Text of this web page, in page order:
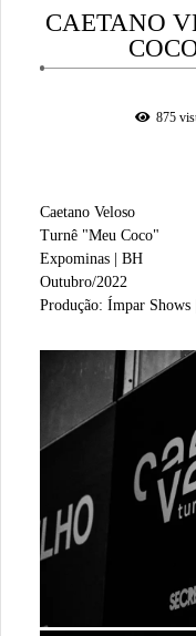
CAETANO
875
Caetano Veloso
Turnê "Meu Coco"
Expominas | BH
Outubro/2022
Produção: Ímpar Shows